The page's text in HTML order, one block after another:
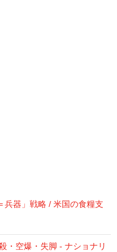
兵器」戦略 / 米国の食糧支
・空爆・失脚 - ナショナリ